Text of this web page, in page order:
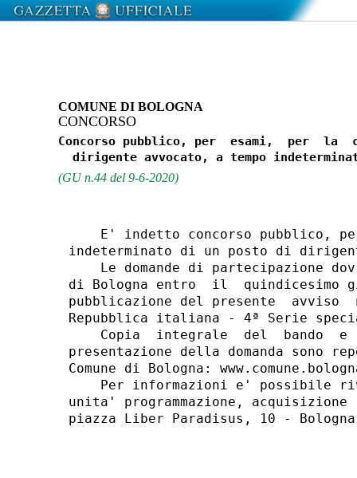
COMUNE DI BOLOGNA
CONCORSO
Concorso pubblico, per  esami,  per  la
(GU n.44 del 9-6-2020)
E' indetto concorso pubblico,
indeterminato di un posto di
Le domande di partecipazione
di Bologna entro  il  quindicesimo
pubblicazione del presente
Repubblica italiana - 4ª Serie
Copia  integrale  del  bando  e
presentazione della domanda
Comune di Bologna:
Per informazioni e' possibile
unita' programmazione,
piazza Liber Paradisus, 10 -